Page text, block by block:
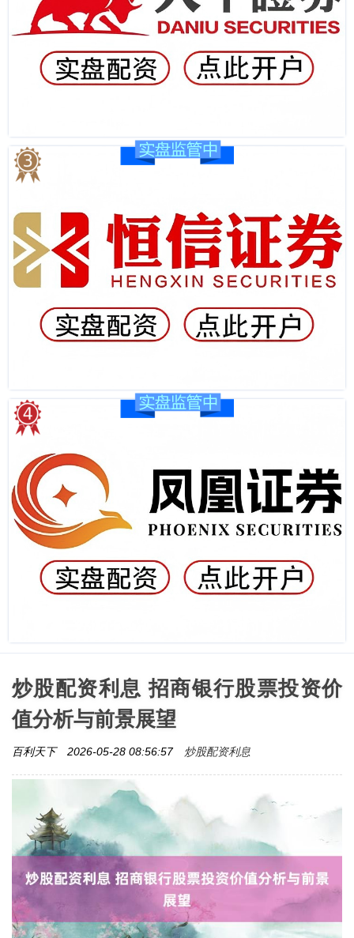
炒股配资利息 招商银行股票投资价
值分析与前景展望
百利天下 2026-05-28 08:56:57 炒股配资利息